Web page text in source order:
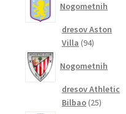
Nogometnih
dresov Aston
Villa 9494
Nogometnih
dresov Athletic
Bilbao 2525